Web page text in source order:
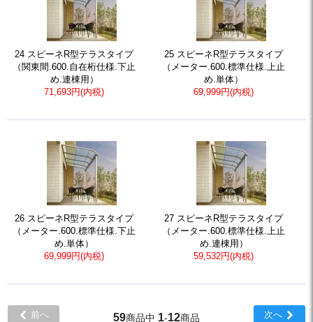
24 スピーネR型テラスタイプ
（関東間.600.自在桁仕様.下止
め.連棟用）
71,693円(内税)
25 スピーネR型テラスタイプ
（メーター.600.標準仕様.上止
め.単体）
69,999円(内税)
26 スピーネR型テラスタイプ
（メーター.600.標準仕様.下止
め.単体）
69,999円(内税)
27 スピーネR型テラスタイプ
（メーター.600.標準仕様.上止
め.連棟用）
59,532円(内税)
前へ 59商品中 1-12商品 次へ